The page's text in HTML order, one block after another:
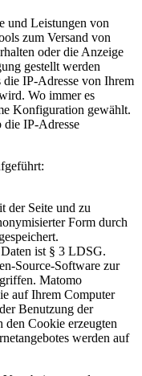
und Leistungen von
zum Versand von
oder die Anzeige
gestellt werden
IP-Adresse von Ihrem
Wo immer es
Konfiguration gewählt.
die IP-Adresse
der Seite und zu
Form durch
ist § 3 LDSG.
Source-Software zur
Matomo
auf Ihrem Computer
Benutzung der
den Cookie erzeugten
werden auf